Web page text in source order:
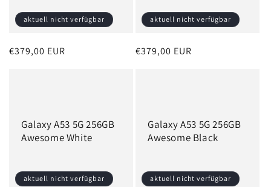
e
:
aktuell nicht verfügbar
Normaler
€379,00 EUR
aktuell nicht verfügbar
Normaler
€379,00 EUR
Galaxy A53 5G 256GB
Awesome White
aktuell nicht verfügbar
Galaxy A53 5G 256GB
Awesome Black
aktuell nicht verfügbar